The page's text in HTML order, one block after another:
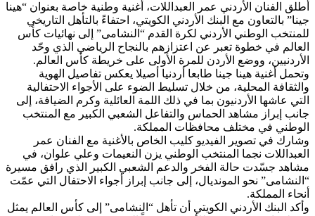
أطلق الفنان الأردني عمر العبداللات، أغنية وطنية خاصة بعنوان “هينا
جينا” بالتعاون مع البنك الأردني الكويتي، احتفاءً بالتأهل التاريخي
للمنتخب الوطني الأردني لكرة القدم “النشامى” إلى نهائيات كأس
العالم في خطوة تعبر عن اعتزازهم بالنجاح الرياضي الذي وحّد
الأردنيين، ووضع الأردن للمرة الأولى على خريطة كأس العالم.
وتحمل أغنية هينا جينا طابعا أردنيا أصيلا يعكس تفاصيل الهوية
والثقافة المحلية، من خلال تسليط الضوء على الأجواء الاحتفالية
التي عاشها الأردنيون بما في ذلك اللمة العائلية وكرم الضيافة، إلى
جانب إبراز مشاهد الحماس والتفاعل الشعبي الكبير مع المنتخب
الوطني في مختلف محافظات المملكة.
وشارك في تصوير الفيديو كليب الخاص بالأغنية مع الفنان عمر
العبداللات نجما المنتخب الوطني يزن النعيمات وعلي علوان، في
مشاهد جسّدت حالة الفخر والدعم الشعبي الكبير الذي رافق مسيرة
“النشامى” نحو المونديال، إلى جانب إبراز أجواء الاحتفال التي عمّت
أنحاء المملكة.
وأكد البنك الأردني الكويتي أن تأهل “النشامى” إلى كأس العالم يمثل